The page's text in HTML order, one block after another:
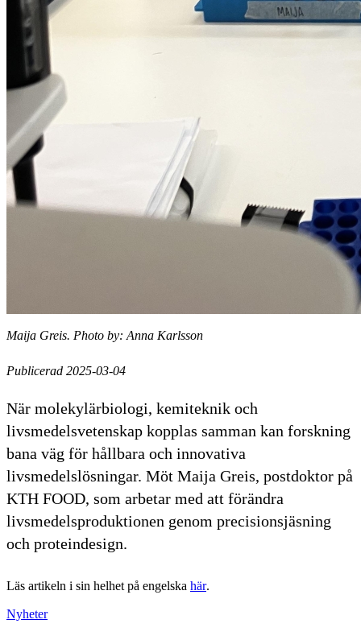
Maija Greis. Photo by: Anna Karlsson
Publicerad 2025-03-04
När molekylärbiologi, kemiteknik och
livsmedelsvetenskap kopplas samman kan forskning
bana väg för hållbara och innovativa
livsmedelslösningar. Möt Maija Greis, postdoktor på
KTH FOOD, som arbetar med att förändra
livsmedelsproduktionen genom precisionsjäsning
och proteindesign.
Läs artikeln i sin helhet på engelska här.
Nyheter